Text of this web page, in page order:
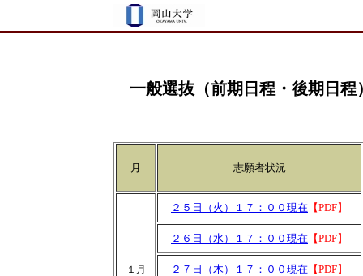
一般選抜（前期日程・後期日
月 志願者状況
１月
２５日（火）１７：００現在 【PDF】
２６日（水）１７：００現在 【PDF】
２７日（木）１７：００現在 【PDF】